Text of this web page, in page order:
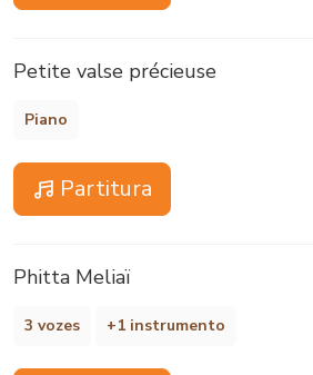
Petite valse précieuse
Piano
Partitura
Phitta Meliaï
3 vozes +1 instrumento